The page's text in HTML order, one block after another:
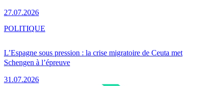
27.07.2026
L’Espagne sous pression : la crise migratoire de Ceuta met
Schengen à l’épreuve
31.07.2026
POLITIQUE